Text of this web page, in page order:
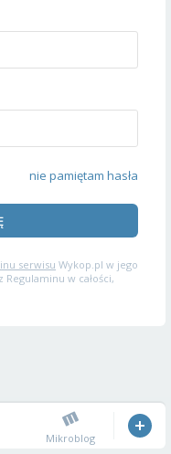
nie pamiętam hasła
serwisu Wykop.pl w jego
w całości,
Mikroblog